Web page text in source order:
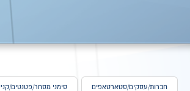
חברות/עסקים/סטארטאפים סימני מסחר/פטנטים/